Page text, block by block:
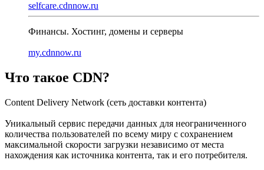
selfcare.cdnnow.ru
Финансы. Хостинг, домены и серверы
my.cdnnow.ru
Что такое CDN?
Content Delivery Network (сеть доставки контента)
Уникальный сервис передачи данных для неограниченного
количества пользователей по всему миру с сохранением
максимальной скорости загрузки независимо от места
нахождения как источника контента, так и его потребителя.